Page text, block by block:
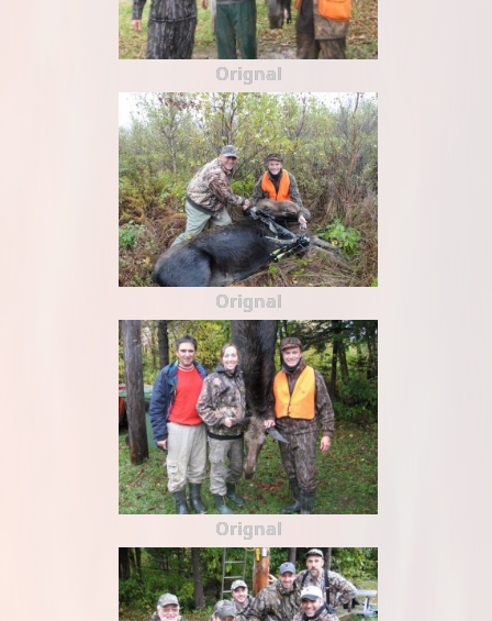
Orignal
Orignal
Orignal